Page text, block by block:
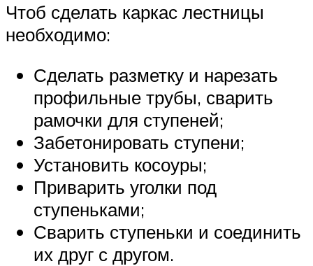
Чтоб сделать каркас лестницы
необходимо:
Сделать разметку и нарезать
профильные трубы, сварить
рамочки для ступеней;
Забетонировать ступени;
Установить косоуры;
Приварить уголки под
ступеньками;
Сварить ступеньки и соединить
их друг с другом.